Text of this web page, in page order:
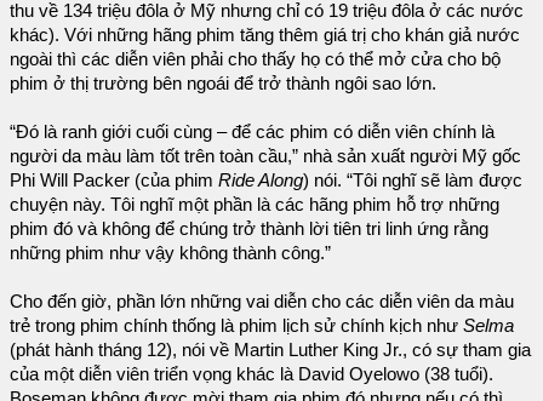
thu về 134 triệu đôla ở Mỹ nhưng chỉ có 19 triệu đôla ở các nước
khác). Với những hãng phim tăng thêm giá trị cho khán giả nước
ngoài thì các diễn viên phải cho thấy họ có thể mở cửa cho bộ
phim ở thị trường bên ngoái để trở thành ngôi sao lớn.
“Đó là ranh giới cuối cùng – để các phim có diễn viên chính là
người da màu làm tốt trên toàn cầu,” nhà sản xuất người Mỹ gốc
Phi Will Packer (của phim Ride Along) nói. “Tôi nghĩ sẽ làm được
chuyện này. Tôi nghĩ một phần là các hãng phim hỗ trợ những
phim đó và không để chúng trở thành lời tiên tri linh ứng rằng
những phim như vậy không thành công.”
Cho đến giờ, phần lớn những vai diễn cho các diễn viên da màu
trẻ trong phim chính thống là phim lịch sử chính kịch như Selma
(phát hành tháng 12), nói về Martin Luther King Jr., có sự tham gia
của một diễn viên triển vọng khác là David Oyelowo (38 tuổi).